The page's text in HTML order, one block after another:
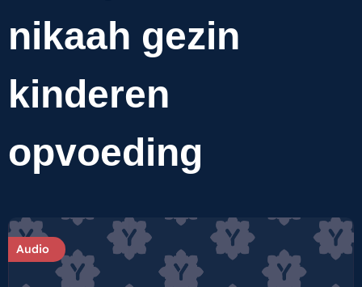
nikaah gezin
kinderen
opvoeding
Audio